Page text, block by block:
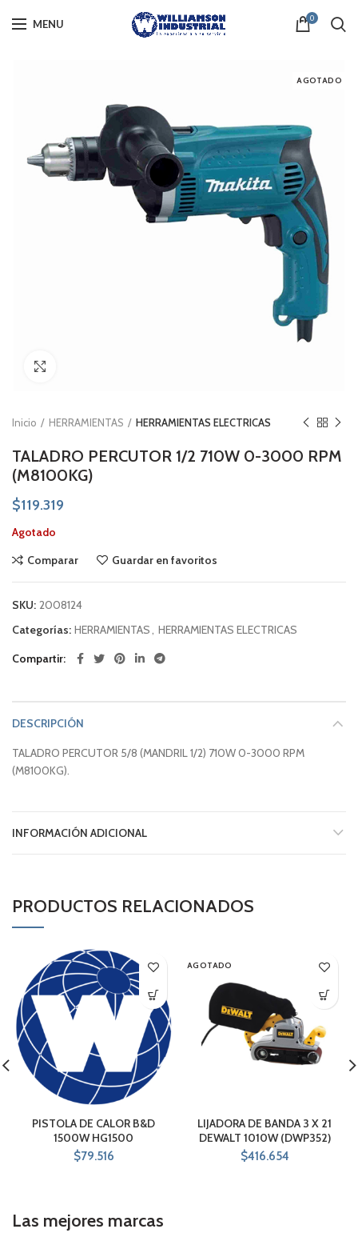
MENU 0
AGOTADO
Inicio HERRAMIENTAS HERRAMIENTAS ELECTRICAS
TALADRO PERCUTOR 1/2 710W 0-3000 RPM
(M8100KG)
$119.319
Agotado
Comparar
Guardar en favoritos
SKU: 2008124
Categorías: HERRAMIENTAS, HERRAMIENTAS ELECTRICAS
Compartir
DESCRIPCIÓN
TALADRO PERCUTOR 5/8 (MANDRIL 1/2) 710W 0-3000 RPM
(M8100KG).
INFORMACIÓN ADICIONAL
PRODUCTOS RELACIONADOS
PISTOLA DE CALOR B&D
1500W HG1500
$79.516
AGOTADO
LIJADORA DE BANDA 3 X 21
DEWALT 1010W (DWP352)
$416.654
Las mejores marcas